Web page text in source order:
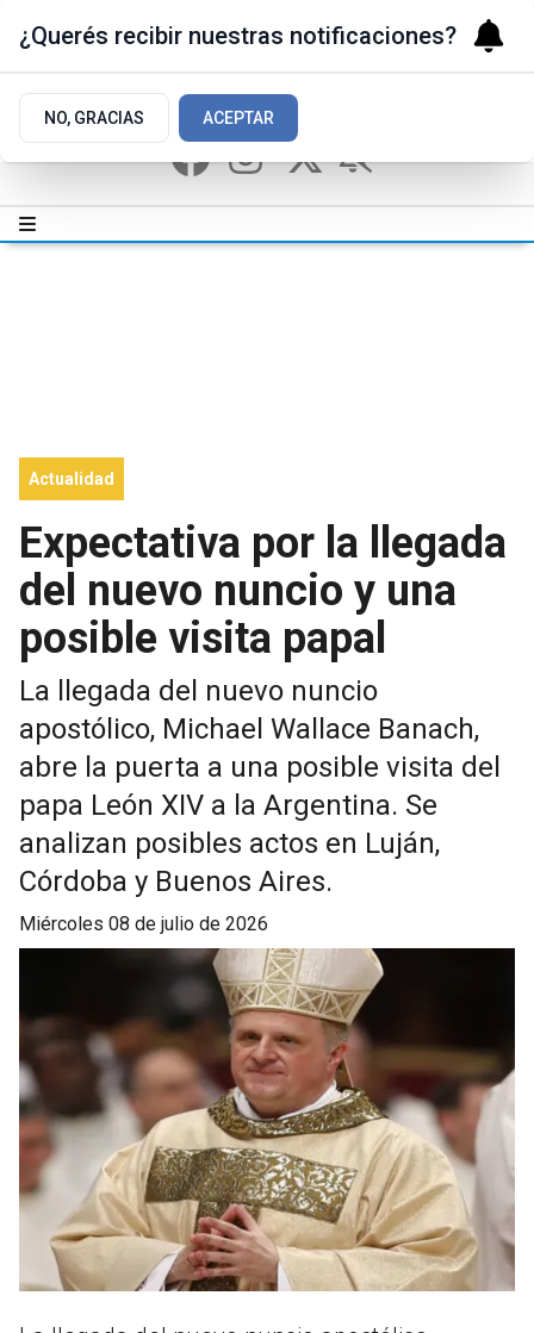
Actualidad
Expectativa por la llegada
del nuevo nuncio y una
posible visita papal
La llegada del nuevo nuncio
apostólico, Michael Wallace Banach,
abre la puerta a una posible visita del
papa León XIV a la Argentina. Se
analizan posibles actos en Luján,
Córdoba y Buenos Aires.
miércoles 08 de julio de 2026
¿Querés recibir nuestras notificaciones?
NO, GRACIAS ACEPTAR